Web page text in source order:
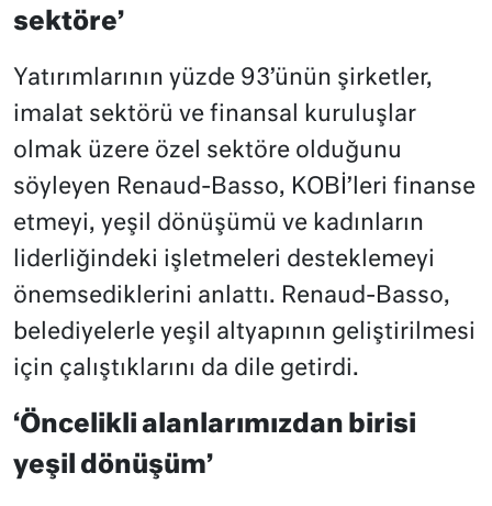
sektöre’
Yatırımlarının yüzde 93’ünün şirketler,
imalat sektörü ve finansal kuruluşlar
olmak üzere özel sektöre olduğunu
söyleyen Renaud-Basso, KOBİ’leri finanse
etmeyi, yeşil dönüşümü ve kadınların
liderliğindeki işletmeleri desteklemeyi
önemsediklerini anlattı. Renaud-Basso,
belediyelerle yeşil altyapının geliştirilmesi
için çalıştıklarını da dile getirdi.
‘Öncelikli alanlarımızdan birisi
yeşil dönüşüm’